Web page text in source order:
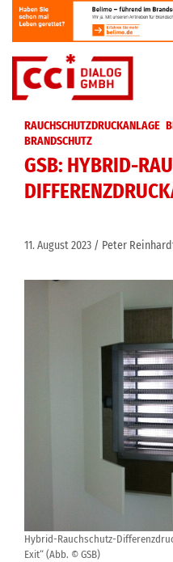
Skip
to
content
RAUCHSCHUTZDRUCKANLAGE
BRANDSCHUTZ
GSB: HYBRID-
11. August 2023 Peter
Hybrid-Rauchschutz-
Exit“ (Abb. © GSB)